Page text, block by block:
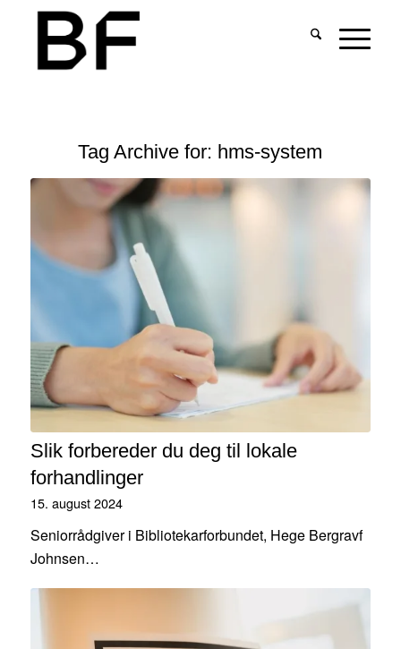
Tag Archive for: hms-system
Slik forbereder du deg til lokale
forhandlinger
15. august 2024
Seniorrådgiver i Bibliotekarforbundet, Hege Bergravf
Johnsen…